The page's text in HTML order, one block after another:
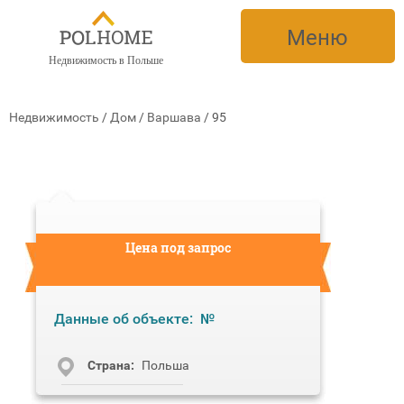
Недвижимость в Польше
Меню
Недвижимость / Дом / Варшава /95
Цена под запрос
Данные об объекте: №
Cтрана: Польша